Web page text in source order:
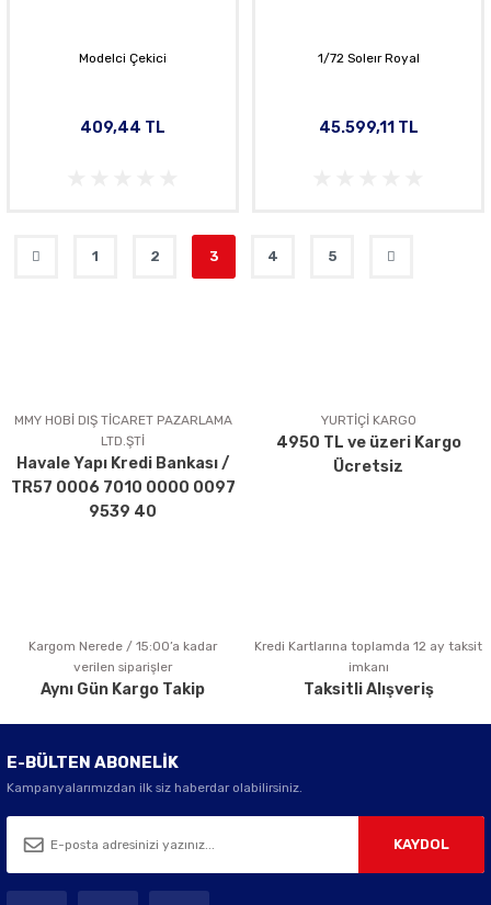
Modelci Çekici
409,44 TL
1/72 Soleır Royal
45.599,11 TL
1 2 3 4 5
MMY HOBİ DIŞ TİCARET PAZARLAMA
LTD.ŞTİ
Havale Yapı Kredi Bankası /
TR57 0006 7010 0000 0097
9539 40
YURTİÇİ KARGO
4950 TL ve üzeri Kargo
Ücretsiz
Kargom Nerede / 15:00’a kadar
verilen siparişler
Aynı Gün Kargo Takip
Kredi Kartlarına toplamda 12 ay taksit
imkanı
Taksitli Alışveriş
E-BÜLTEN ABONELİK
Kampanyalarımızdan ilk siz haberdar olabilirsiniz.
KAYDOL